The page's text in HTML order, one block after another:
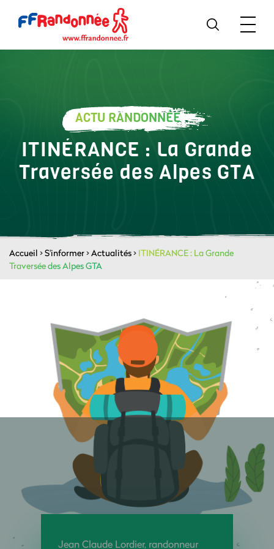
ACTU RANDONNÉE
ITINÉRANCE : La Grande
Traversée des Alpes GTA
Accueil >S'informer>Actualités> ITINÉRANCE : La Grande
Traversée des Alpes GTA
Jean Claude Lordier, randonneur